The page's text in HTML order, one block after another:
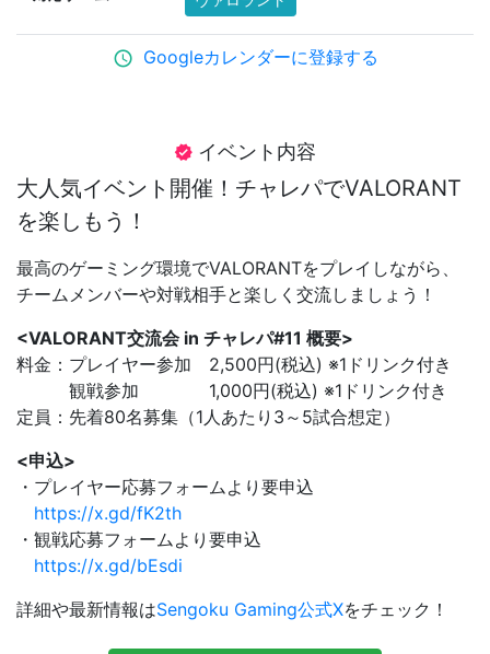
schedule Googleカレンダーに登録する
verified イベント内容
大人気イベント開催！チャレパでVALORANT
を楽しもう！
最高のゲーミング環境でVALORANTをプレイしながら、
チームメンバーや対戦相手と楽しく交流しましょう！
<VALORANT交流会 in チャレパ#11 概要>
料金：プレイヤー参加 2,500円(税込) ※1ドリンク付き
観戦参加 1,000円(税込) ※1ドリンク付き
定員：先着80名募集（1人あたり3～5試合想定）
<申込>
・プレイヤー応募フォームより要申込
https://x.gd/fK2th
・観戦応募フォームより要申込
https://x.gd/bEsdi
詳細や最新情報はSengoku Gaming公式Xをチェック！